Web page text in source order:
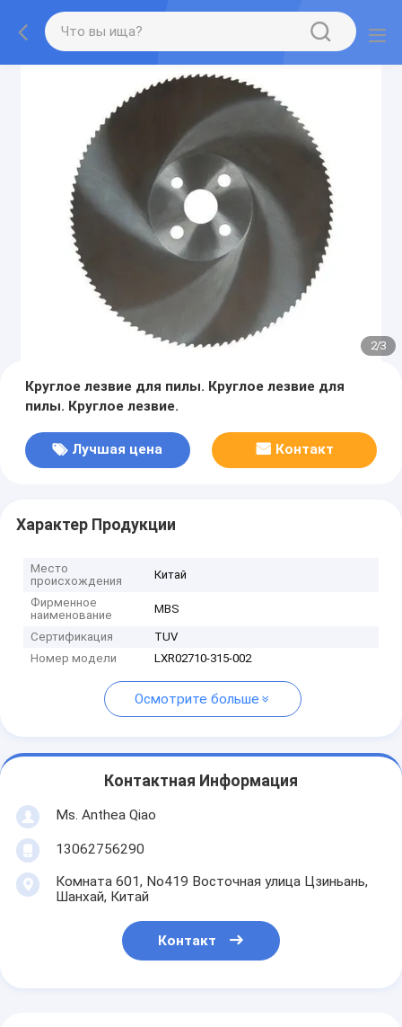
2/3
Круглое лезвие для пилы. Круглое лезвие для
пилы. Круглое лезвие.
Лучшая цена Контакт
Характер Продукции
Место
происхождения
Китай
Фирменное
наименование
MBS
Сертификация
TUV
Номер модели
LXR02710-315-002
Осмотрите больше
Контактная Информация
Ms. Anthea Qiao
13062756290
Комната 601, No419 Восточная улица Цзиньань,
Шанхай, Китай
Контакт